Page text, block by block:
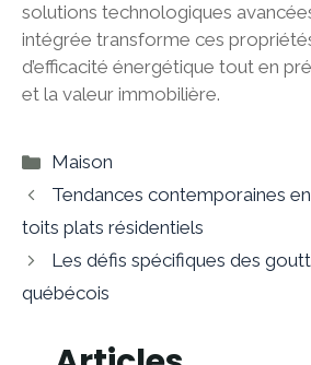
solutions technologiques
intégrée transforme ces
d’efficacité énergétique tout en
et la valeur immobilière.
Catégories
Maison
Tendances contemporaines
toits plats résidentiels
Les défis spécifiques des
québécois